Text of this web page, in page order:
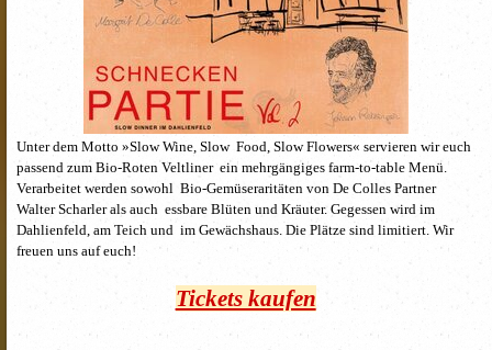
Unter dem Motto »Slow Wine, Slow Food, Slow Flowers« servieren wir euch
passend zum Bio-Roten Veltliner ein mehrgängiges farm-to-table Menü.
Verarbeitet werden sowohl Bio-Gemüseraritäten von De Colles Partner
Walter Scharler als auch essbare Blüten und Kräuter. Gegessen wird im
Dahlienfeld, am Teich und im Gewächshaus. Die Plätze sind limitiert. Wir
freuen uns auf euch!
Tickets kaufen